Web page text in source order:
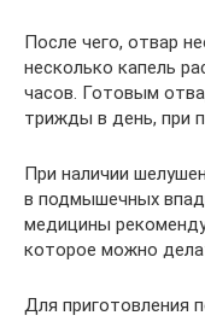
После чего, отвар
несколько капель
часов. Готовым
трижды в день, при
При наличии
в подмышечных
медицины
которое можно
Для приготовления